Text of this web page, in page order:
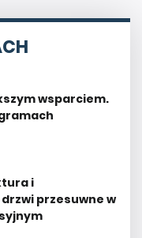
wsparciem.
i
przesuwne w